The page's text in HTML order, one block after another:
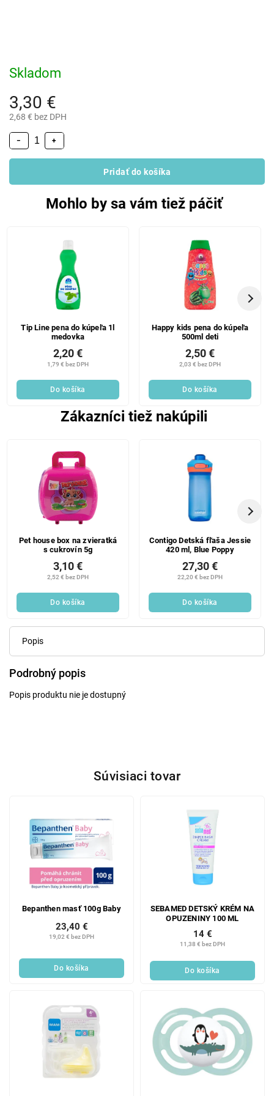
3,30 €
2,68 € bez DPH
Skladom
+
−
Pridať do košíka
Mohlo by sa vám tiež páčiť
Tip Line pena do kúpeľa 1l
medovka
1,79 € bez DPH
2,20 €
Do košíka
Happy kids pena do kúpeľa
500ml deti
2,03 € bez DPH
2,50 €
Do košíka
Zákazníci tiež nakúpili
Pet house box na zvieratká
s cukrovín 5g
2,52 € bez DPH
3,10 €
Do košíka
Contigo Detská fľaša Jessie
420 ml, Blue Poppy
22,20 € bez DPH
27,30 €
Do košíka
Súvisiaci tovar
Bepanthen masť 100g Baby
19,02 € bez DPH
23,40 €
Do košíka
SEBAMED DETSKÝ KRÉM NA
OPUZENINY 100 ML
11,38 € bez DPH
14 €
Do košíka
Popis
Podrobný popis
Popis produktu nie je dostupný